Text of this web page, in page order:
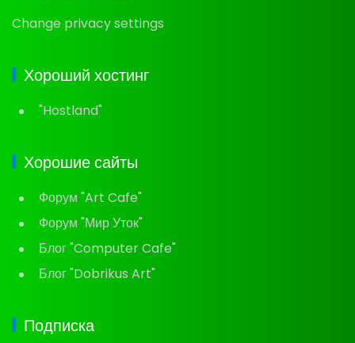
Change privacy settings
Хороший хостинг
"Hostland"
Хорошие сайты
Форум "Art Cafe"
Форум "Мир Уток"
Блог "Computer Cafe"
Блог "Dobrikus Art"
Подписка